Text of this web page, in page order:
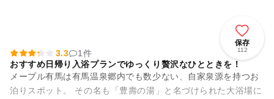
保存
112
3.3
1件
おすすめ日帰り入浴プランでゆっくり贅沢なひとときを！
メープル有馬は有馬温泉郷内でも数少ない、自家泉源を持つお
泊りスポット。 その名も「豊壽の湯」と名づけられた大浴場に